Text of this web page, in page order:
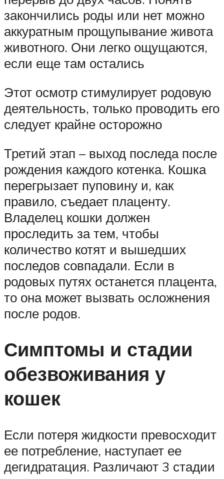
закончились роды или нет можно
аккуратным прощупывание живота
животного. Они легко ощущаются,
если еще там остались
Этот осмотр стимулирует родовую
деятельность, только проводить его
следует крайне осторожно
Третий этап – выход последа после
рождения каждого котенка. Кошка
перегрызает пуповину и, как
правило, съедает плаценту.
Владелец кошки должен
проследить за тем, чтобы
количество котят и вышедших
последов совпадали. Если в
родовых путях останется плацента,
то она может вызвать осложнения
после родов.
Симптомы и стадии
обезвоживания у
кошек
Если потеря жидкости превосходит
ее потребление, наступает ее
дегидратация. Различают 3 стадии